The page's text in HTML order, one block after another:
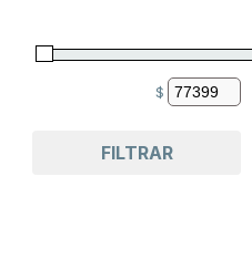
$
FILTRAR